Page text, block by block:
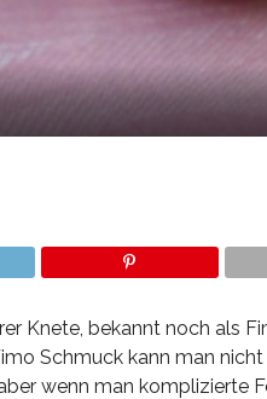
Knete, bekannt noch als
Schmuck kann man
wenn man komplizierte